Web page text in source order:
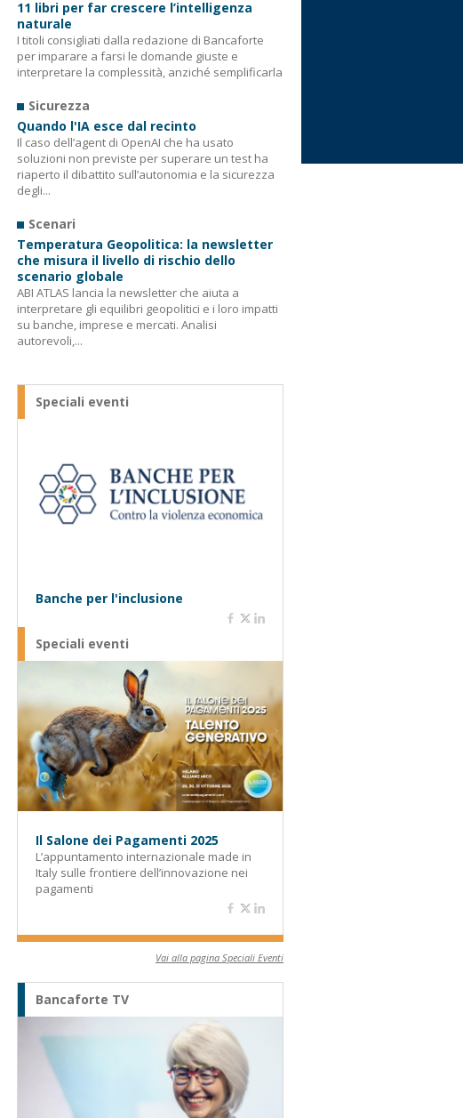
11 libri per far crescere l’intelligenza
naturale
I titoli consigliati dalla redazione di Bancaforte
per imparare a farsi le domande giuste e
interpretare la complessità, anziché semplificarla
Sicurezza
Quando l'IA esce dal recinto
Il caso dell’agent di OpenAI che ha usato
soluzioni non previste per superare un test ha
riaperto il dibattito sull’autonomia e la sicurezza
degli...
Scenari
Temperatura Geopolitica: la newsletter
che misura il livello di rischio dello
scenario globale
ABI ATLAS lancia la newsletter che aiuta a
interpretare gli equilibri geopolitici e i loro impatti
su banche, imprese e mercati. Analisi
autorevoli,...
Speciali eventi
Banche per l'inclusione
Speciali eventi
Il Salone dei Pagamenti 2025
L’appuntamento internazionale made in
Italy sulle frontiere dell’innovazione nei
pagamenti
Vai alla pagina Speciali Eventi
Bancaforte TV